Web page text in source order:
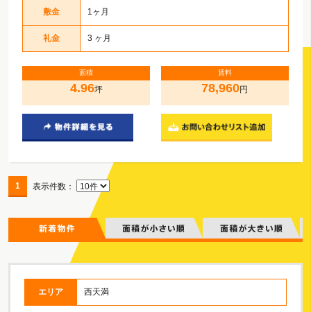
敷金 1ヶ月
礼金 3 ヶ月
面積
4.96坪
賃料
78,960円
1 表示件数：
エリア 西天満